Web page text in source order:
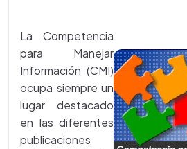
La Competencia
para Manejar
Información (CMI)
ocupa siempre un
lugar destacado
en las diferentes
publicaciones